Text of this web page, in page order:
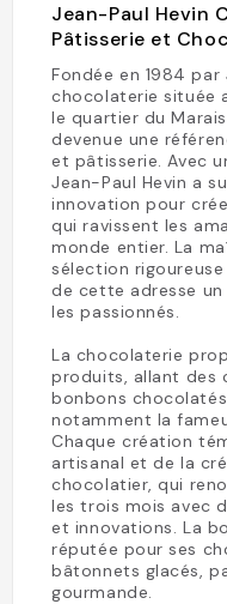
Jean-Paul Hevin
Pâtisserie et
Fondée en 1984
chocolaterie située
le quartier du
devenue une
et pâtisserie. Avec
Jean-Paul Hevin a
innovation pour
qui ravissent les
monde entier. La
sélection
de cette adresse
les passionnés.
La chocolaterie
produits, allant des
bonbons
notamment la
Chaque création
artisanal et de la
chocolatier, qui
les trois mois avec
et innovations. La
réputée pour ses
bâtonnets glacés,
gourmande.